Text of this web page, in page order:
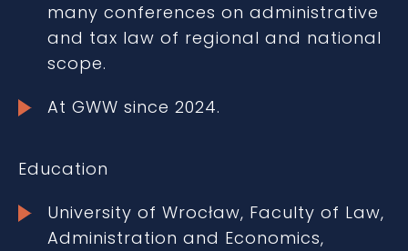
many conferences on administrative
and tax law of regional and national
scope.
At GWW since 2024.
Education
University of Wrocław, Faculty of Law,
Administration and Economics,